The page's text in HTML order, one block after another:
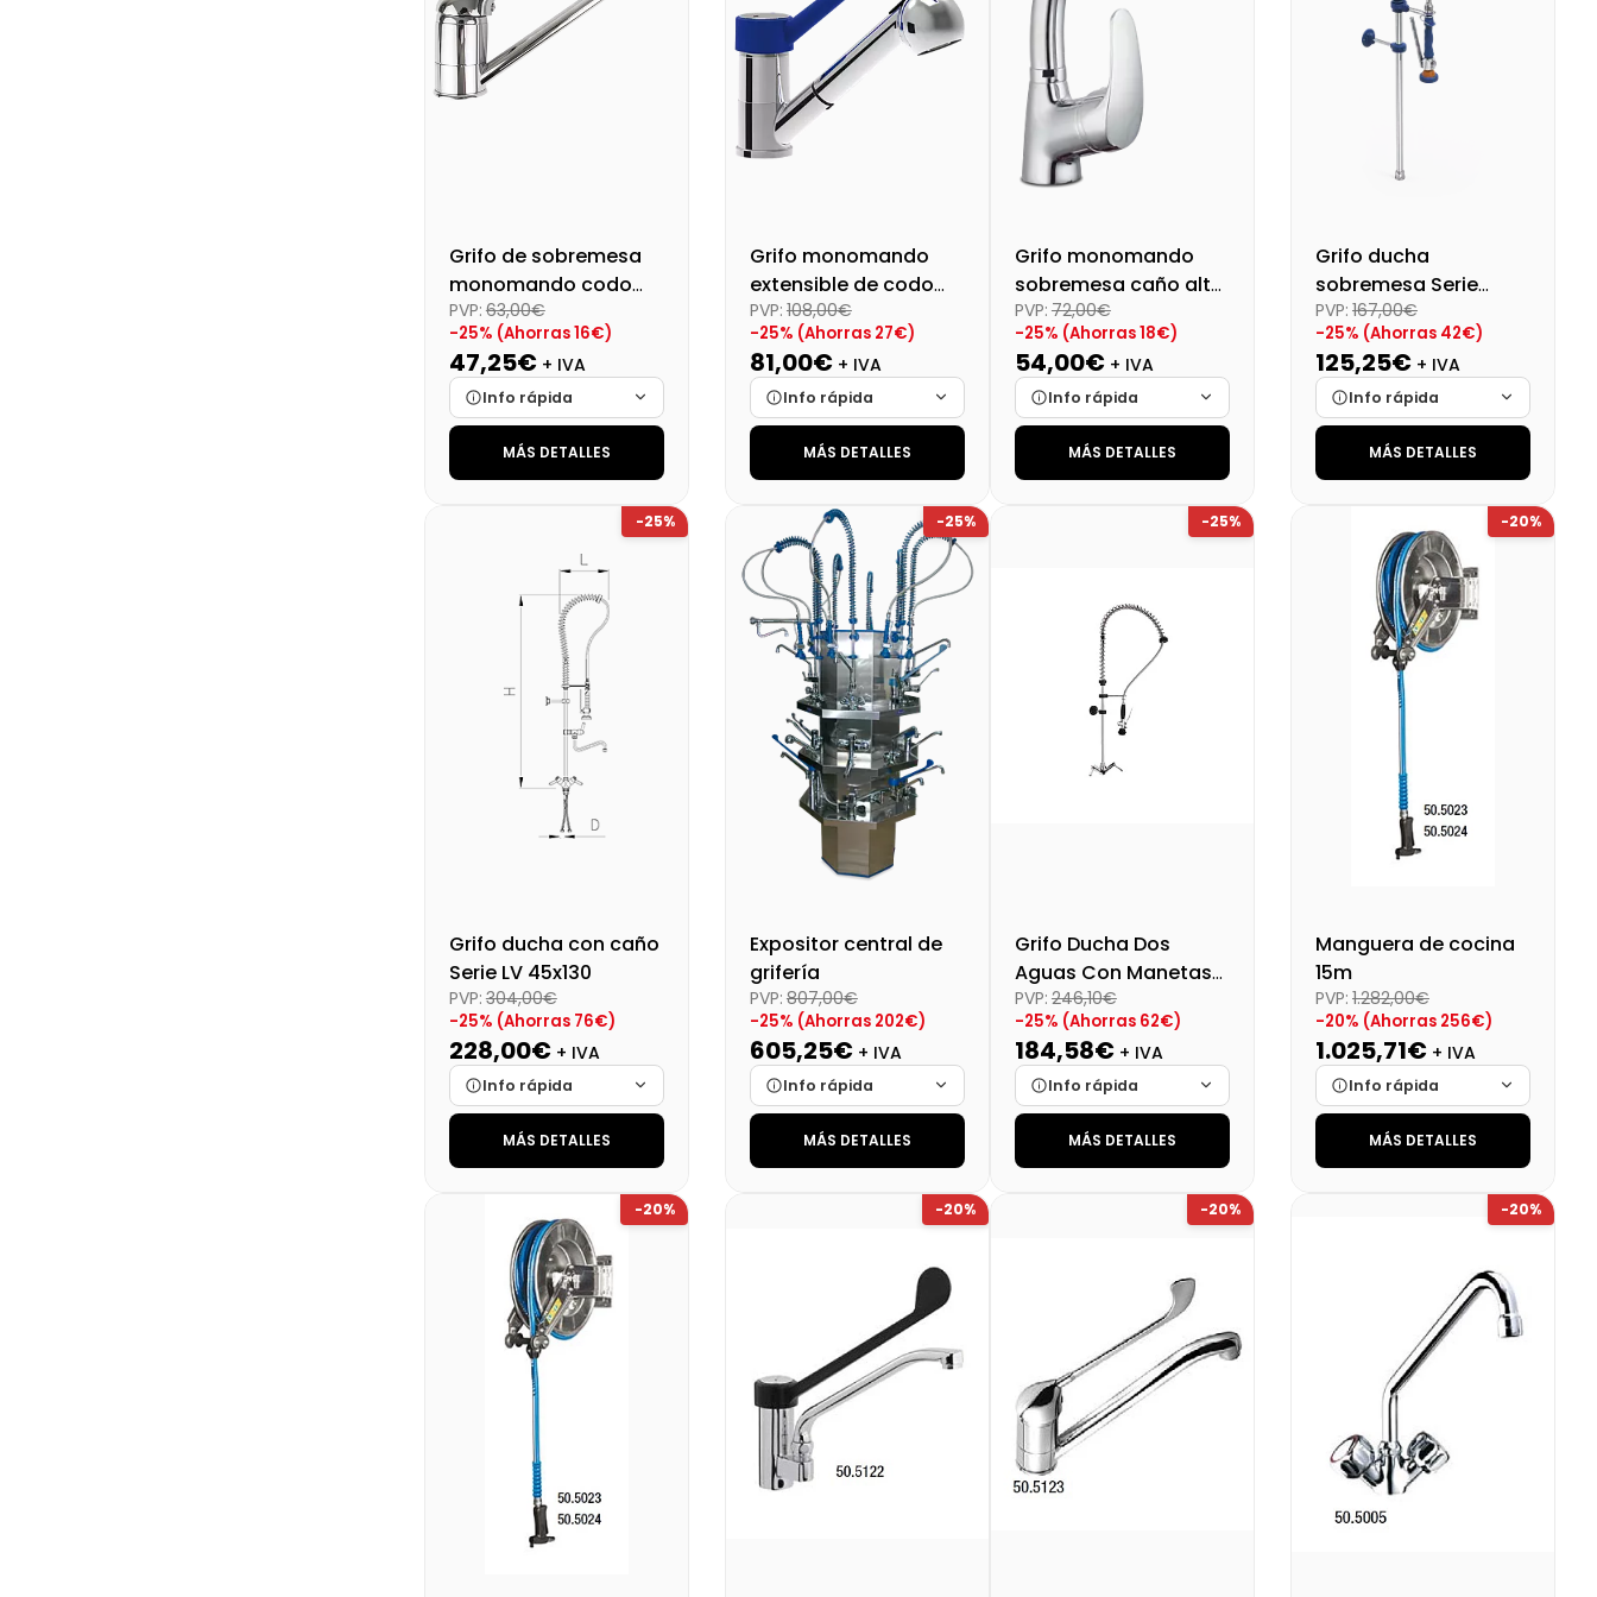
Grifo de sobremesa
monomando codo
dos aguas
PVP: 63,00€
-25% (Ahorras 16€)
47,25€ + IVA
Info rápida
Marca
Cargando…
Cargando…
Precio final (+21%)
MÁS DETALLES
Grifo monomando
extensible de codo
leva larga
PVP: 108,00€
-25% (Ahorras 27€)
81,00€ + IVA
Info rápida
Marca
Cargando…
Disponibilidad
Cargando…
Precio final (+21%)
98,01 €
MÁS DETALLES
Grifo monomando
sobremesa caño alto
para fregadero
PVP: 72,00€
-25% (Ahorras 18€)
54,00€ + IVA
Info rápida
Marca
Cargando…
Cargando…
MÁS DETALLES
Grifo ducha
sobremesa Serie
Basic 45x120
PVP: 167,00€
-25% (Ahorras 42€)
125,25€ + IVA
Info rápida
Marca
Cargando…
Cargando…
Precio final (+21%)151,55 €
MÁS DETALLES
-25%
Grifo ducha con caño
Serie LV 45x130
PVP: 304,00€
-25% (Ahorras 76€)
228,00€ + IVA
Info rápida
Marca
Cargando…
Cargando…
Precio final (+21%)
275,88 €
MÁS DETALLES
-25%
Expositor central de
grifería
PVP: 807,00€
-25% (Ahorras 202€)
605,25€ + IVA
Info rápida
Marca
Cargando…
Cargando…
732,35 €
MÁS DETALLES
-25%
Grifo Ducha Dos
Aguas Con Manetas
1/4 Giro
PVP: 246,10€
-25% (Ahorras 62€)
184,58€ + IVA
Info rápida
Marca
Cargando…
Cargando…
223,34 €
MÁS DETALLES
-20%
Manguera de cocina
15m
PVP: 1.282,00€
-20% (Ahorras 256€)
1.025,71€ + IVA
Info rápida
Marca
Cargando…
Cargando…
1241,11 €
MÁS DETALLES
-20% -20% -20% -20%